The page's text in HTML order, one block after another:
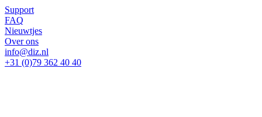
Support
FAQ
Nieuwtjes
Over ons
info@diz.nl
+31 (0)79 362 40 40